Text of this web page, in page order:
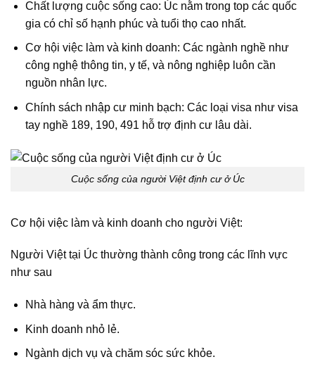
Chất lượng cuộc sống cao: Úc nằm trong top các quốc
gia có chỉ số hạnh phúc và tuổi thọ cao nhất.
Cơ hội việc làm và kinh doanh: Các ngành nghề như
công nghệ thông tin, y tế, và nông nghiệp luôn cần
nguồn nhân lực.
Chính sách nhập cư minh bạch: Các loại visa như visa
tay nghề 189, 190, 491 hỗ trợ định cư lâu dài.
Cuộc sống của người Việt định cư ở Úc
Cơ hội việc làm và kinh doanh cho người Việt:
Người Việt tại Úc thường thành công trong các lĩnh vực
như sau
Nhà hàng và ẩm thực.
Kinh doanh nhỏ lẻ.
Ngành dịch vụ và chăm sóc sức khỏe.